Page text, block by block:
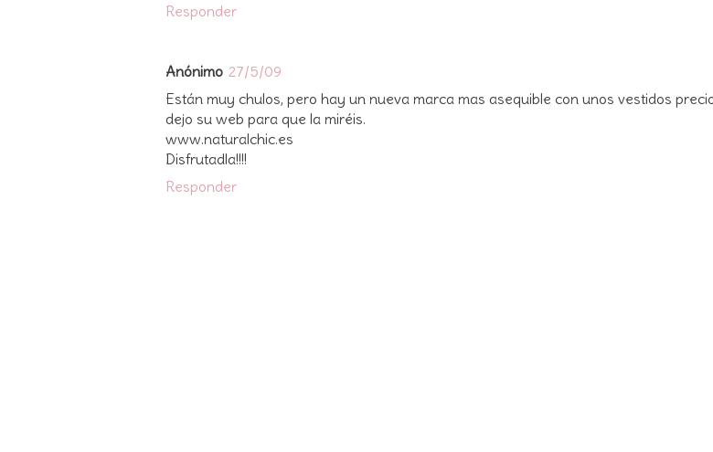
Responder
Anónimo 27/5/09
Están muy chulos, pero hay un nueva marca mas asequible con unos vestidos
dejo su web para que la miréis.
www.naturalchic.es
Disfrutadla!!!!
Responder